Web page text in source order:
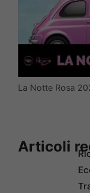
La Notte Rosa
Articoli